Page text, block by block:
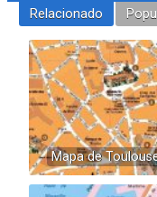
Relacionado
Mapa de